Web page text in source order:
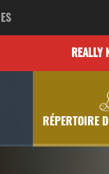
REALLY
RÉPERTOIRE